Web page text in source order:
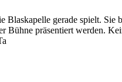
gerade spielt. Sie
Bühne präsentiert werden.